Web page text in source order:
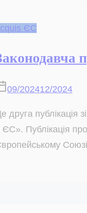
ЄС
09/202412/2024
друга публікація
ЄС». Публікація